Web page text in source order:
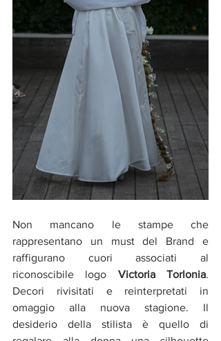
Non mancano le stampe che
rappresentano un must del Brand e
raffigurano cuori associati al
riconoscibile logo Victoria Torlonia.
Decori rivisitati e reinterpretati in
omaggio alla nuova stagione. Il
desiderio della stilista è quello di